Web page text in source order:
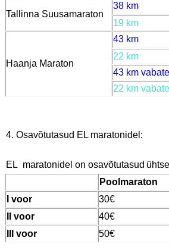
Tallinna Suusamaraton
38 km
19 km
Haanja Maraton
43 km
22 km
43 km
22 km
4. Osavõtutasud EL maratonidel:
EL maratonidel on osavõtutasud
Poolmaraton
I voor
30€
II voor
40€
III voor
50€